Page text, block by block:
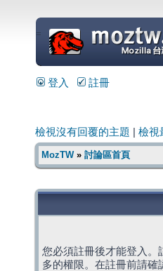
=
登入 註冊
檢視沒有回覆的主題 檢視
MozTW» 討論區首頁
您必須註冊後才能登入。
多的權限。在註冊前請確